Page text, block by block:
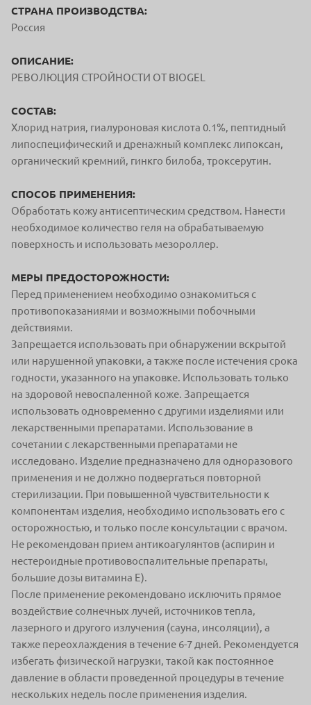
СТРАНА ПРОИЗВОДСТВА:
Россия
ОПИСАНИЕ:
РЕВОЛЮЦИЯ СТРОЙНОСТИ ОТ BIOGEL
СОСТАВ:
Хлорид натрия, гиалуроновая кислота 0.1%, пептидный
липоспецифический и дренажный комплекс липоксан,
органический кремний, гинкго билоба, троксерутин.
СПОСОБ ПРИМЕНЕНИЯ:
Обработать кожу антисептическим средством. Нанести
необходимое количество геля на обрабатываемую
поверхность и использовать мезороллер.
МЕРЫ ПРЕДОСТОРОЖНОСТИ:
Перед применением необходимо ознакомиться с
противопоказаниями и возможными побочными
действиями.
Запрещается использовать при обнаружении вскрытой
или нарушенной упаковки, а также после истечения срока
годности, указанного на упаковке. Использовать только
на здоровой невоспаленной коже. Запрещается
использовать одновременно с другими изделиями или
лекарственными препаратами. Использование в
сочетании с лекарственными препаратами не
исследовано. Изделие предназначено для одноразового
применения и не должно подвергаться повторной
стерилизации. При повышенной чувствительности к
компонентам изделия, необходимо использовать его с
осторожностью, и только после консультации с врачом.
Не рекомендован прием антикоагулянтов (аспирин и
нестероидные противовоспалительные препараты,
большие дозы витамина Е).
После применение рекомендовано исключить прямое
воздействие солнечных лучей, источников тепла,
лазерного и другого излучения (сауна, инсоляции), а
также переохлаждения в течение 6-7 дней. Рекомендуется
избегать физической нагрузки, такой как постоянное
давление в области проведенной процедуры в течение
нескольких недель после применения изделия.